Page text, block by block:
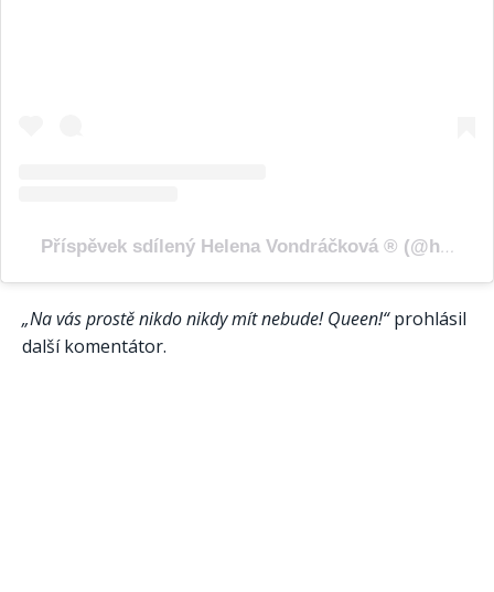
Příspěvek sdílený Helena Vondráčková ® (@helenavondrackovacz)
„Na vás prostě nikdo nikdy mít nebude! Queen!“prohlásil
další komentátor.